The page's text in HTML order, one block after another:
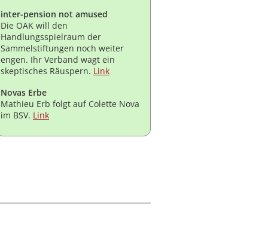
inter-pension not amused
Die OAK will den
Handlungsspielraum der
Sammelstiftungen noch weiter
engen. Ihr Verband wagt ein
skeptisches Räuspern. Link
Novas Erbe
Mathieu Erb folgt auf Colette Nova
im BSV. Link